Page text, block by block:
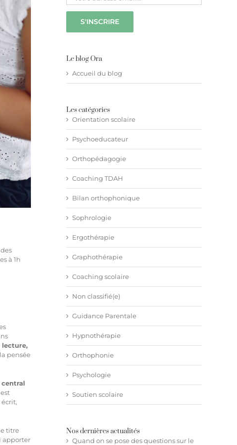
à 1h
lecture,
pensée
titre
apporter
Le blog Ora
Accueil du blog
Les catégories
Orientation scolaire
Psychoeducateur
Orthopédagogie
Coaching TDAH
Bilan orthophonique
Sophrologie
Ergothérapie
Graphothérapie
Coaching scolaire
Non classifié(e)
Guidance Parentale
Hypnothérapie
Orthophonie
Psychologie
Soutien scolaire
Nos dernières actualités
Quand on se pose des questions sur le